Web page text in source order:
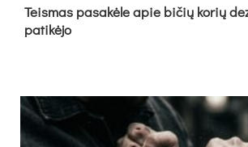
Teis­mas pa­sa­kė­le apie bi­čių ko­rių
pa­ti­kė­jo